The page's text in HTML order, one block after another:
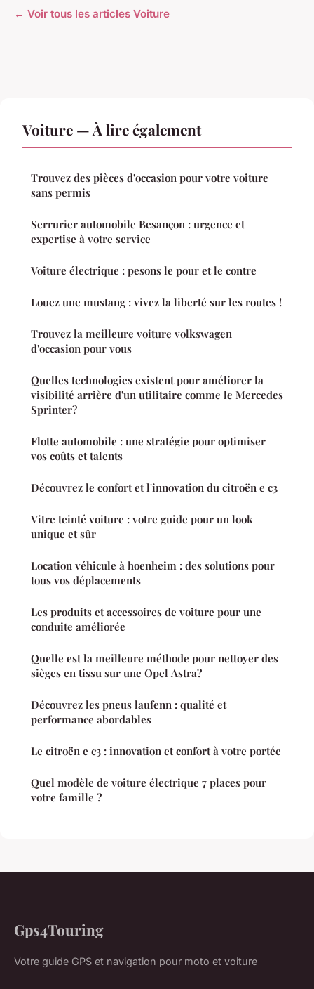
← Voir tous les articles Voiture
Voiture — À lire également
Trouvez des pièces d'occasion pour votre voiture
sans permis
Serrurier automobile Besançon : urgence et
expertise à votre service
Voiture électrique : pesons le pour et le contre
Louez une mustang : vivez la liberté sur les routes !
Trouvez la meilleure voiture volkswagen
d'occasion pour vous
Quelles technologies existent pour améliorer la
visibilité arrière d'un utilitaire comme le Mercedes
Sprinter?
Flotte automobile : une stratégie pour optimiser
vos coûts et talents
Découvrez le confort et l'innovation du citroën e c3
Vitre teinté voiture : votre guide pour un look
unique et sûr
Location véhicule à hoenheim : des solutions pour
tous vos déplacements
Les produits et accessoires de voiture pour une
conduite améliorée
Quelle est la meilleure méthode pour nettoyer des
sièges en tissu sur une Opel Astra?
Découvrez les pneus laufenn : qualité et
performance abordables
Le citroën e c3 : innovation et confort à votre portée
Quel modèle de voiture électrique 7 places pour
votre famille ?
Gps4Touring
Votre guide GPS et navigation pour moto et voiture